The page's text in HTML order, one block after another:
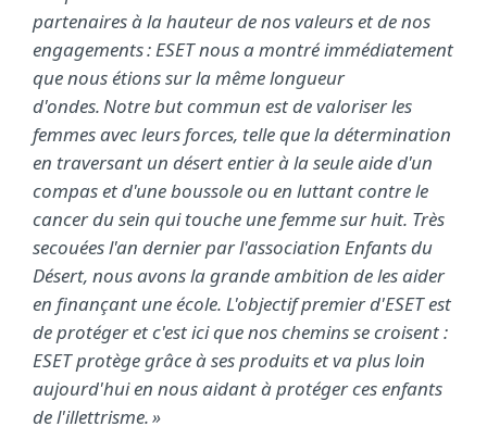
partenaires à la hauteur de nos valeurs et de nos
engagements : ESET nous a montré immédiatement
que nous étions sur la même longueur
d'ondes. Notre but commun est de valoriser les
femmes avec leurs forces, telle que la détermination
en traversant un désert entier à la seule aide d'un
compas et d'une boussole ou en luttant contre le
cancer du sein qui touche une femme sur huit. Très
secouées l'an dernier par l'association Enfants du
Désert, nous avons la grande ambition de les aider
en finançant une école. L'objectif premier d'ESET est
de protéger et c'est ici que nos chemins se croisent :
ESET protège grâce à ses produits et va plus loin
aujourd'hui en nous aidant à protéger ces enfants
de l'illettrisme. »